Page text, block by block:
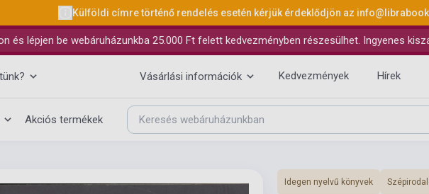
Külföldi címre történő rendelés esetén kérjük érdeklődjön az
és lépjen be webáruházunkba 25.000 Ft felett kedvezményben részesülhet. Ingyenes
Vásárlási információk Kedvezmények Hírek
Akciós termékek
Idegen nyelvű könyvek